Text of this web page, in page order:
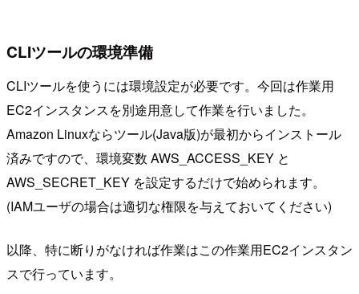
CLIツールの環境準備
CLIツールを使うには環境設定が必要です。今回は作業用
EC2インスタンスを別途用意して作業を行いました。
Amazon Linuxならツール(Java版)が最初からインストール
済みですので、環境変数 AWS_ACCESS_KEY と
AWS_SECRET_KEY を設定するだけで始められます。
(IAMユーザの場合は適切な権限を与えておいてください)
以降、特に断りがなければ作業はこの作業用EC2インスタン
スで行っています。